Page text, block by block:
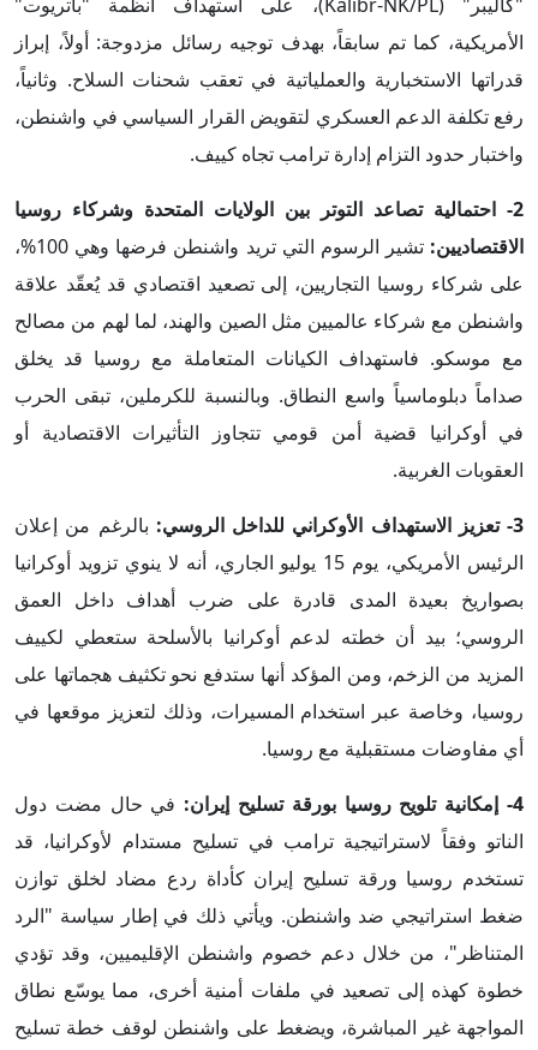
الأمريكية، كما تم سابقاً، بهدف توجيه رسائل مزدوجة: أولاً، إبراز
قدراتها الاستخبارية والعملياتية في تعقب شحنات السلاح. وثانياً،
رفع تكلفة الدعم العسكري لتقويض القرار السياسي في واشنطن،
واختبار حدود التزام إدارة ترامب تجاه كييف.
2- احتمالية تصاعد التوتر بين الولايات المتحدة وشركاء روسيا
الاقتصاديين:
تشير الرسوم التي تريد واشنطن فرضها وهي 100%،
على شركاء روسيا التجاريين، إلى تصعيد اقتصادي قد يُعقّد علاقة
واشنطن مع شركاء عالميين مثل الصين والهند، لما لهم من مصالح
مع موسكو. فاستهداف الكيانات المتعاملة مع روسيا قد يخلق
صداماً دبلوماسياً واسع النطاق. وبالنسبة للكرملين، تبقى الحرب
في أوكرانيا قضية أمن قومي تتجاوز التأثيرات الاقتصادية أو
العقوبات الغربية.
3- تعزيز الاستهداف الأوكراني للداخل الروسي:
بالرغم من إعلان
الرئيس الأمريكي، يوم 15 يوليو الجاري، أنه لا ينوي تزويد أوكرانيا
بصواريخ بعيدة المدى قادرة على ضرب أهداف داخل العمق
الروسي؛ بيد أن خطته لدعم أوكرانيا بالأسلحة ستعطي لكييف
المزيد من الزخم، ومن المؤكد أنها ستدفع نحو تكثيف هجماتها على
روسيا، وخاصة عبر استخدام المسيرات، وذلك لتعزيز موقعها في
أي مفاوضات مستقبلية مع روسيا.
4- إمكانية تلويح روسيا بورقة تسليح إيران:
في حال مضت دول
الناتو وفقاً لاستراتيجية ترامب في تسليح مستدام لأوكرانيا، قد
تستخدم روسيا ورقة تسليح إيران كأداة ردع مضاد لخلق توازن
ضغط استراتيجي ضد واشنطن. ويأتي ذلك في إطار سياسة "الرد
المتناظر"، من خلال دعم خصوم واشنطن الإقليميين، وقد تؤدي
خطوة كهذه إلى تصعيد في ملفات أمنية أخرى، مما يوسّع نطاق
المواجهة غير المباشرة، ويضغط على واشنطن لوقف خطة تسليح